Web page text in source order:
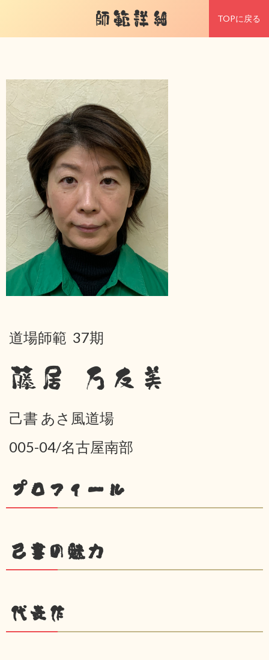
師範詳細 TOPに戻る
道場師範 37期
藤居 万友美
己書 あさ風道場
005-04/名古屋南部
プロフィール
己書の魅力
代表作